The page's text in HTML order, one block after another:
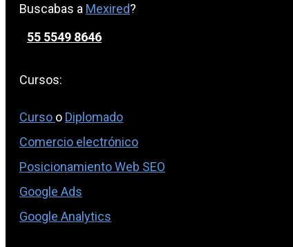
Buscabas a Mexired?
55 5549 8646
Cursos:
Curso o Diplomado
Comercio electrónico
Posicionamiento Web SEO
Google Ads
Google Analytics